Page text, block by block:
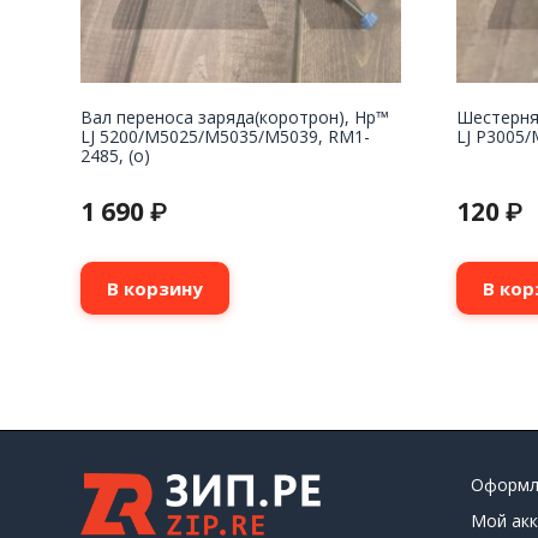
Вал переноса заряда(коротрон), Hp™
LJ 5200/M5025/M5035/M5039, RM1-
2485, (о)
1 690 ₽
В корзину
LJ
120 ₽
В
Мой